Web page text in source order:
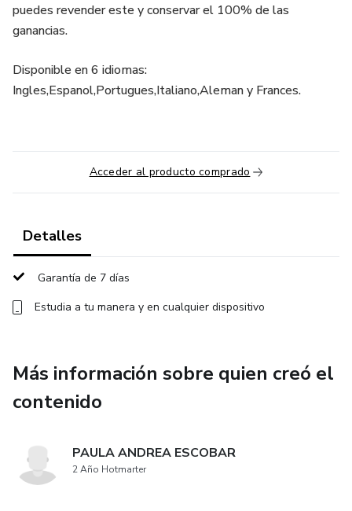
puedes revender este y conservar el 100% de las
ganancias.
Disponible en 6 idiomas:
Ingles,Espanol,Portugues,Italiano,Aleman y Frances.
Acceder al producto comprado
Detalles
Garantía de 7 días
Estudia a tu manera y en cualquier dispositivo
Más información sobre quien creó el
contenido
PAULA ANDREA ESCOBAR
2 Año Hotmarter